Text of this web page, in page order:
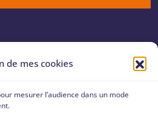
de mes cookies
mesurer l’audience dans un mode
utilisée pour vous envoyer les
B2V des Mémoires. Vous pouvez à tout
de vos données et vos